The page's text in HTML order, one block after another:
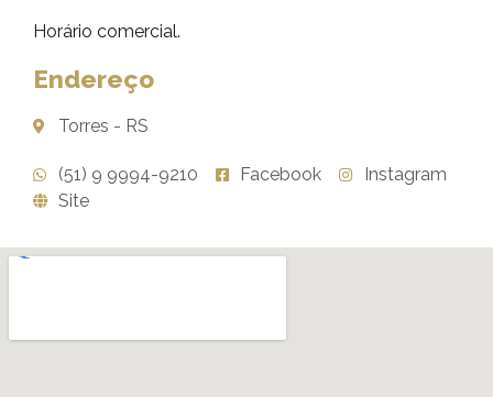
Horário comercial.
Endereço
Torres - RS
(51) 9 9994-9210 Facebook
Instagram
Site